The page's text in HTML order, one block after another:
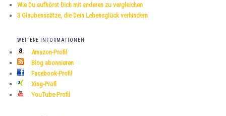
Wie Du aufhörst Dich mit anderen zu vergleichen
3 Glaubenssätze, die Dein Lebensglück verhindern
WEITERE INFORMATIONEN
Amazon-Profil
Blog abonnieren
Facebook-Profil
Xing-Profl
YouTube-Profil